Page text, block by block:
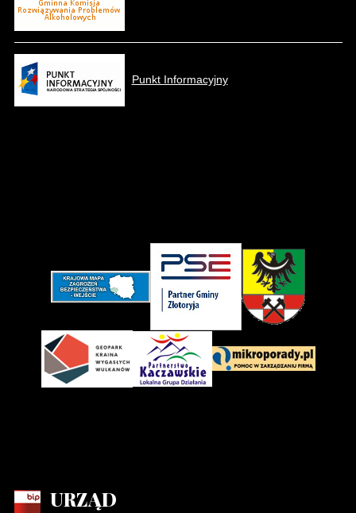
Punkt Informacyjny
URZĄD